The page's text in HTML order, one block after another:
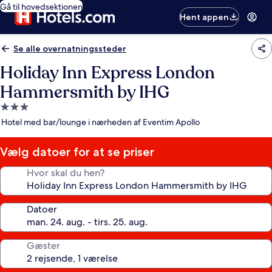
Gå til hovedsektionen
Hent appen
Se alle overnatningssteder
Holiday Inn Express London
Hammersmith by IHG
3.0-
stjernet
Hotel med bar/lounge i nærheden af Eventim Apollo
Vælg datoer for at se priser
Hvor skal du hen?
Datoer
Gæster